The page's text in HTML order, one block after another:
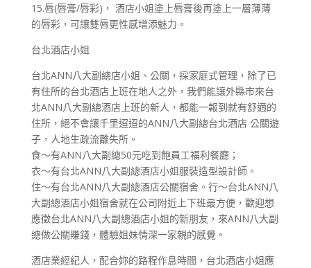
15.唇(唇膏/唇彩)， 酒店小姐塗上唇膏後再塗上一層薄薄
的唇彩，可讓雙唇更性感增添魅力。
台北酒店小姐
台北ANN八大副總店小姐、公關，採家庭式管理，除了已
有住所的台北酒店上班在地人之外，我們能讓外縣市來台
北ANN八大副總酒店上班的新人，都能一報到就有舒適的
住所，絕不會讓千里迢迢的ANN八大副總台北酒店 公關遊
子，人地生疏流離失所。
食～有ANN八大副總50元吃到飽員工福利餐廳；
衣～有台北ANN八大副總酒店小姐服裝造型設計師。
住～有台北ANN八大副總酒店公關宿舍。行～台北ANN八
大副總酒店小姐宿舍就在公司附近上下班最方便，歡迎想
應徵台北ANN八大副總酒店小姐的新朋友，來ANN八大副
總做公關賺錢，體驗姐妹情深一家親的感覺。
酒店業經紀人，配合妳的路程作息時間，台北酒店小姐應